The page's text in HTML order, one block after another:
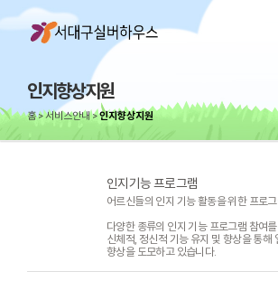
인지향상지원
홈 서비스안내 인지향상지원
인지기능 프로그램
어르신들의 인지 기능 활동을 위한 프로
다양한 종류의 인지 기능 프로그램 참여
신체적, 정신적 기능 유지 및 향상을 통해
향상을 도모하고 있습니다.